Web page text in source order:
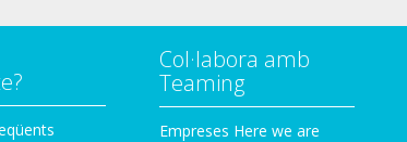
Col·labora amb
Teaming
Empreses Here we are